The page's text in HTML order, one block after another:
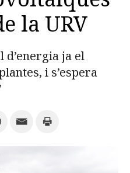
la URV
d’energia ja el
i s’espera